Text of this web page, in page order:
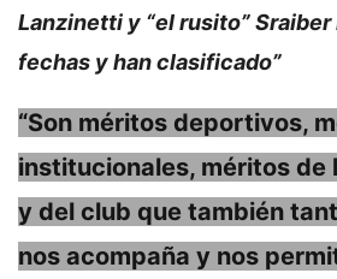
Lanzinetti y “el rusito” Sraiber
fechas y han clasificado”
“Son méritos deportivos,
institucionales, méritos de
y del club que también
nos acompaña y nos